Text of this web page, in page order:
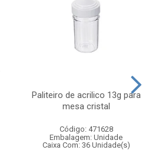
Paliteiro de acrilico 13g para
mesa cristal
Código: 471628
Embalagem: Unidade
Caixa Com: 36 Unidade(s)